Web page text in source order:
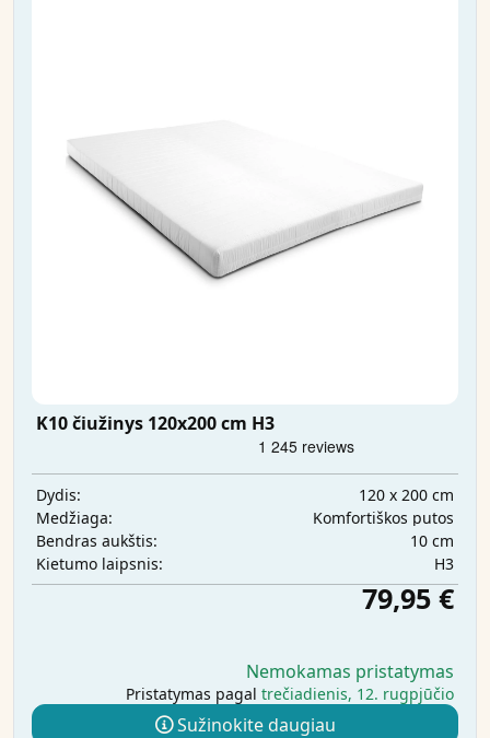
K10 čiužinys 120x200 cm H3
Dydis:
120 x 200 cm
Medžiaga:
Komfortiškos putos
Bendras aukštis:
10 cm
Kietumo laipsnis:
H3
79,95 €
Nemokamas pristatymas
Pristatymas pagal trečiadienis, 12. rugpjūčio
Sužinokite daugiau